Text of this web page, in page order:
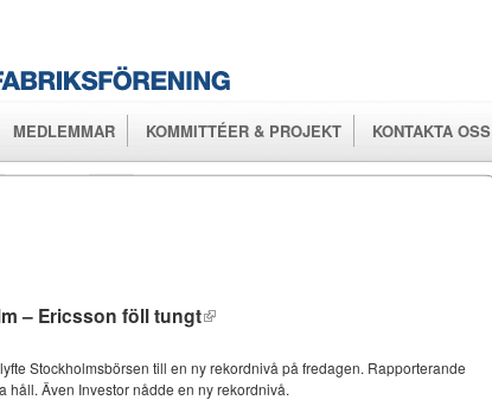
MEDLEMMAR KOMMITTÉER & PROJEKT KONTAKTA OSS
– Ericsson föll tungt
Stockholmsbörsen till en ny rekordnivå på fredagen. Rapporterande
håll. Även Investor nådde en ny rekordnivå.